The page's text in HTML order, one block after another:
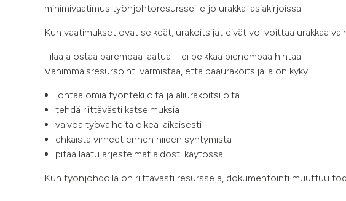
minimivaatimus työnjohtoresursseille jo urakka-asiakirjoissa.
Kun vaatimukset ovat selkeät, urakoitsijat eivät voi voittaa urakkaa
Tilaaja ostaa parempaa laatua – ei pelkkää pienempää hintaa.
Vähimmäisresursointi varmistaa, että pääurakoitsijalla on kyky:
johtaa omia työntekijöitä ja aliurakoitsijoita
tehdä riittävästi katselmuksia
valvoa työvaiheita oikea-aikaisesti
ehkäistä virheet ennen niiden syntymistä
pitää laatujärjestelmät aidosti käytössä
Kun työnjohdolla on riittävästi resursseja, dokumentointi muuttuu